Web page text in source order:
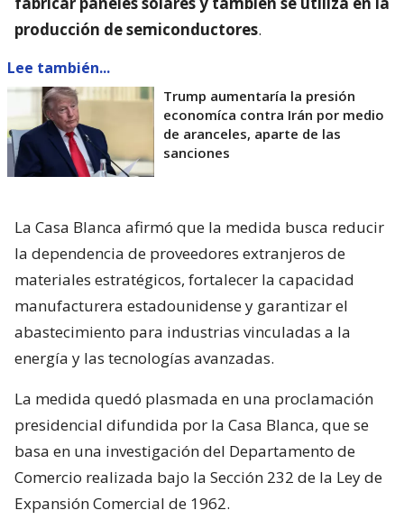
producción de semiconductores.
Lee también...
Trump aumentaría la presión
economíca contra Irán por medio
de aranceles, aparte de las
sanciones
La Casa Blanca afirmó que la medida busca reducir
la dependencia de proveedores extranjeros de
materiales estratégicos, fortalecer la capacidad
manufacturera estadounidense y garantizar el
abastecimiento para industrias vinculadas a la
energía y las tecnologías avanzadas.
La medida quedó plasmada en una proclamación
presidencial difundida por la Casa Blanca, que se
basa en una investigación del Departamento de
Comercio realizada bajo la Sección 232 de la Ley de
Expansión Comercial de 1962.